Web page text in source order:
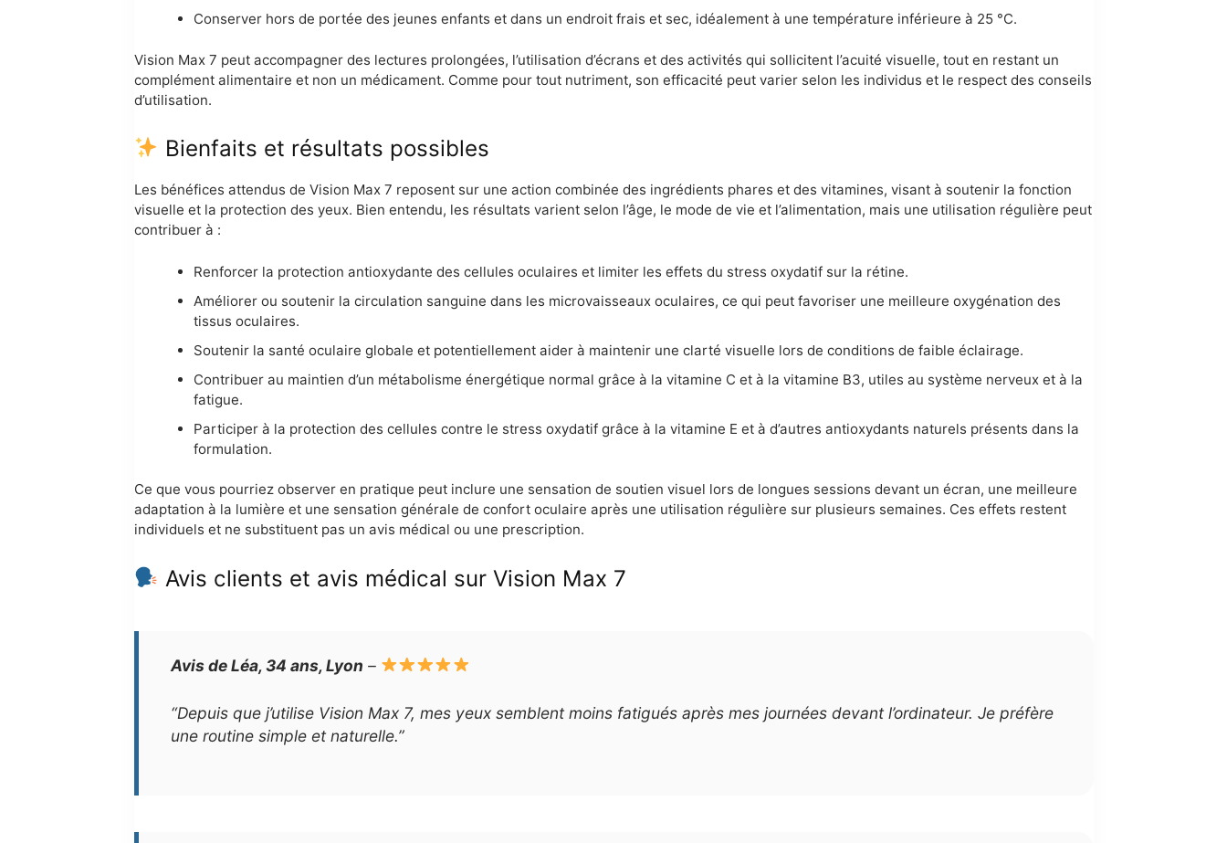
Conserver hors de portée des jeunes enfants et dans un endroit frais et sec, idéalement à une température inférieure à 25 °C.
Vision Max 7 peut accompagner des lectures prolongées, l’utilisation d’écrans et des activités qui sollicitent l’acuité visuelle, tout en restant un
complément alimentaire et non un médicament. Comme pour tout nutriment, son efficacité peut varier selon les individus et le respect des conseils
d’utilisation.
Bienfaits et résultats possibles
Les bénéfices attendus de Vision Max 7 reposent sur une action combinée des ingrédients phares et des vitamines, visant à soutenir la fonction
visuelle et la protection des yeux. Bien entendu, les résultats varient selon l’âge, le mode de vie et l’alimentation, mais une utilisation régulière peut
contribuer à :
Renforcer la protection antioxydante des cellules oculaires et limiter les effets du stress oxydatif sur la rétine.
Améliorer ou soutenir la circulation sanguine dans les microvaisseaux oculaires, ce qui peut favoriser une meilleure oxygénation des
tissus oculaires.
Soutenir la santé oculaire globale et potentiellement aider à maintenir une clarté visuelle lors de conditions de faible éclairage.
Contribuer au maintien d’un métabolisme énergétique normal grâce à la vitamine C et à la vitamine B3, utiles au système nerveux et à la
fatigue.
Participer à la protection des cellules contre le stress oxydatif grâce à la vitamine E et à d’autres antioxydants naturels présents dans la
formulation.
Ce que vous pourriez observer en pratique peut inclure une sensation de soutien visuel lors de longues sessions devant un écran, une meilleure
adaptation à la lumière et une sensation générale de confort oculaire après une utilisation régulière sur plusieurs semaines. Ces effets restent
individuels et ne substituent pas un avis médical ou une prescription.
Avis clients et avis médical sur Vision Max 7
Avis de Léa, 34 ans, Lyon –
“Depuis que j’utilise Vision Max 7, mes yeux semblent moins fatigués après mes journées devant l’ordinateur. Je préfère
une routine simple et naturelle.”